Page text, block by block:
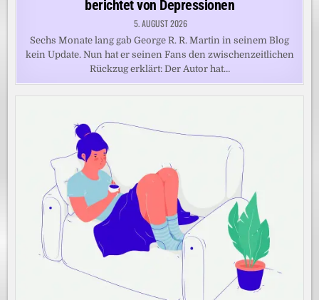
berichtet von Depressionen
5. AUGUST 2026
Sechs Monate lang gab George R. R. Martin in seinem Blog
kein Update. Nun hat er seinen Fans den zwischenzeitlichen
Rückzug erklärt: Der Autor hat…